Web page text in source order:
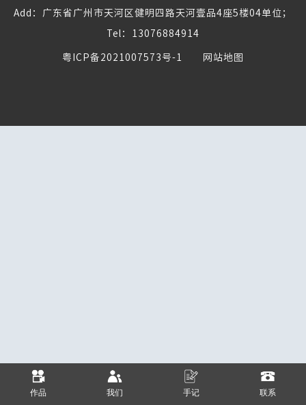
Add：广东省广州市天河区健明四路天河壹品4座5楼04单位；
Tel：13076884914
粤ICP备2021007573号-1 网站地图
作品 我们 手记 联系